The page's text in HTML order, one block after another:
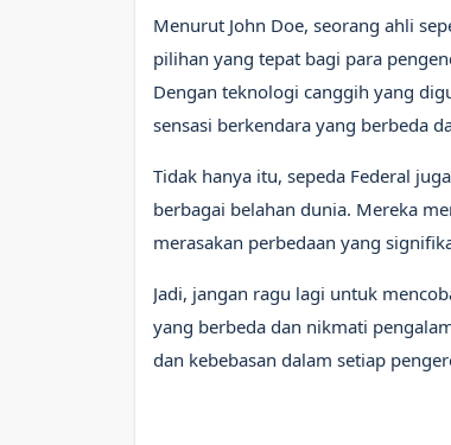
Menurut John Doe, seorang ahli
pilihan yang tepat bagi para
Dengan teknologi canggih yang
sensasi berkendara yang berbeda
Tidak hanya itu, sepeda Federal
berbagai belahan dunia. Mereka
merasakan perbedaan yang
Jadi, jangan ragu lagi untuk
yang berbeda dan nikmati
dan kebebasan dalam setiap